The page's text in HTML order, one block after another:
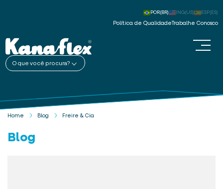
Política de Qualidade Trabalhe Conosco
POR(BR) ING(US) ESP(ES)
O que você procura?
Home Blog Freire & Cia
Blog